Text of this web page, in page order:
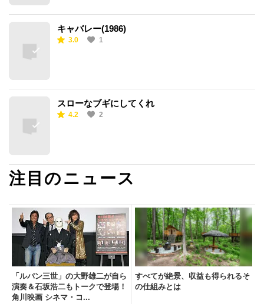
キャバレー(1986)
3.0 1
スローなブギにしてくれ
4.2 2
注目のニュース
「ルパン三世」の大野雄二が自ら
演奏＆石坂浩二もトークで登場！
角川映画 シネマ・コ...
すべてが絶景、収益も得られるそ
の仕組みとは